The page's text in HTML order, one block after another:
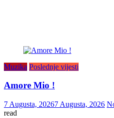
Muzika Poslednje vijesti
Amore Mio !
7 Augusta, 20267 Augusta, 2026
read